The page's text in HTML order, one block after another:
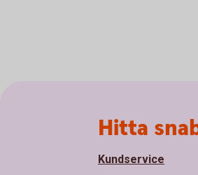
Hitta
Kundservice